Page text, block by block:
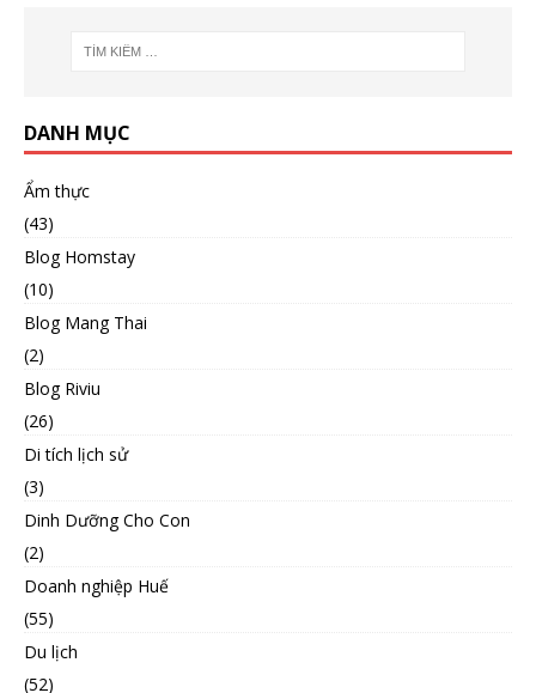
DANH MỤC
Ẩm thực
(43)
Blog Homstay
(10)
Blog Mang Thai
(2)
Blog Riviu
(26)
Di tích lịch sử
(3)
Dinh Dưỡng Cho Con
(2)
Doanh nghiệp Huế
(55)
Du lịch
(52)